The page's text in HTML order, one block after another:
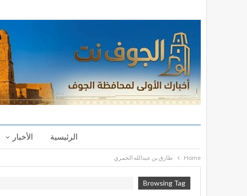
الرئيسية الأخبار
Home طارق بن عبدالله الحمزي
Browsing Tag